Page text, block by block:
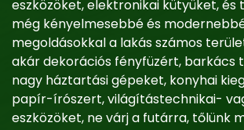
eszközöket, elektronikai kütyüket,
még kényelmesebbé és
megoldásokkal a lakás számos
akár dekorációs fényfüzért, barkács
nagy háztartási gépeket, konyhai
papír-írószert, világítástechnikai-
eszközöket, ne várj a futárra, tőlünk